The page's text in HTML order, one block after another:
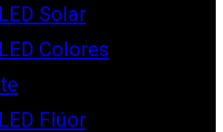
Solar
Colores
Flúor